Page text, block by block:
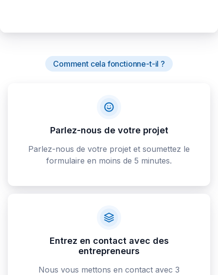
Comment cela fonctionne-t-il ?
Parlez-nous de votre projet
Parlez-nous de votre projet et soumettez le
formulaire en moins de 5 minutes.
Entrez en contact avec des
entrepreneurs
Nous vous mettons en contact avec 3